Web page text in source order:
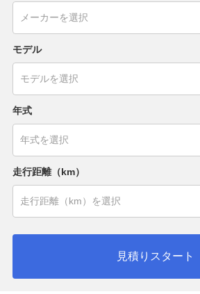
モデル
年式
走行距離（km）
見積りスタート